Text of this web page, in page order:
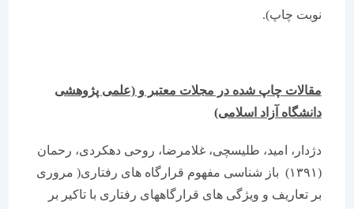
نوبت چاپ).
مقالات چاپ شده در مجلات معتبر و(علمی پژوهشی
دانشگاه آزاد اسلامی)
دژدار، امید، طلیسچی، غلامرضا، روحی دهکردی، رحمان
(۱۳۹۱) باز شناسی مفهوم قرارگاه های رفتاری( مروری
بر تعاریف و ویژگی های قرارگاههای رفتاری با تاکیر بر